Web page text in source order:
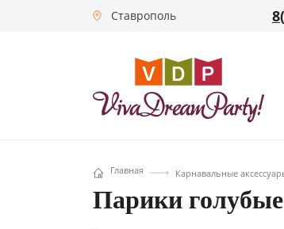
Ставрополь
Главная Карнавальные
Парики голубые